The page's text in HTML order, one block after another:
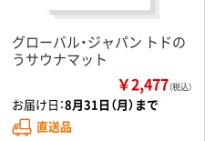
グローバル・ジャパン トドの
うサウナマット
￥2,477（税込）
お届け日：8月31日（月）まで
直送品